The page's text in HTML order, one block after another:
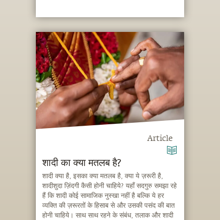
Article
शादी का क्या मतलब है?
शादी क्या है, इसका क्या मतलब है, क्या ये ज़रूरी है,
शादीशुदा ज़िंदगी कैसी होनी चाहिये? यहाँ सदगुरु समझा रहे
हैं कि शादी कोई सामाजिक नुस्खा नहीं है बल्कि ये हर
व्यक्ति की ज़रूरतों के हिसाब से और उसकी पसंद की बात
होनी चाहिये। साथ साथ रहने के संबंध, तलाक और शादी